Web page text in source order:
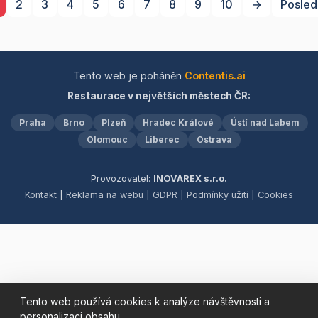
Tento web používá cookies k analýze návštěvnosti a
burgerů, které uspokojí i ty
vegetariánské možnosti.
lahodné snídaně a polední
chuťové buňky.
2 3 4 5 6 7 8 9 10 →
Tento web je poháněn Contentis.ai
Restaurace v největších městech ČR:
Praha Brno Plzeň Hradec Králové
Ústí nad Labem
Olomouc
Liberec Ostrava
Provozovatel: INOVAREX s.r.o.
Kontakt
Reklama na webu GDPR Podmínky užití Cookies